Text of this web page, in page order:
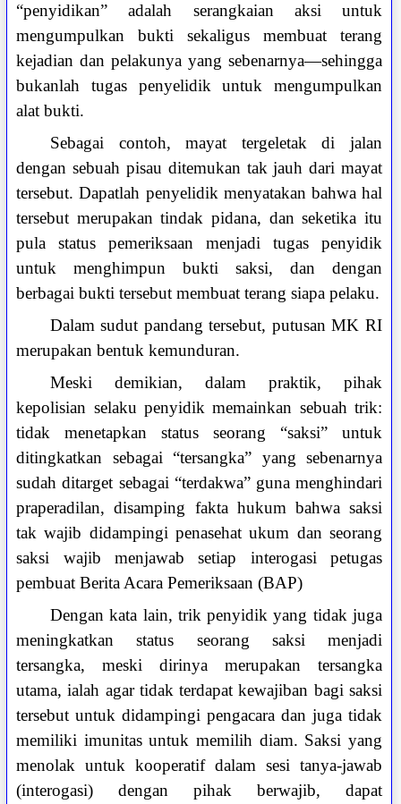
“penyidikan” adalah serangkaian aksi untuk
mengumpulkan bukti sekaligus membuat terang
kejadian dan pelakunya yang sebenarnya—sehingga
bukanlah tugas penyelidik untuk mengumpulkan
alat bukti.
Sebagai contoh, mayat tergeletak di jalan
dengan sebuah pisau ditemukan tak jauh dari mayat
tersebut. Dapatlah penyelidik menyatakan bahwa hal
tersebut merupakan tindak pidana, dan seketika itu
pula status pemeriksaan menjadi tugas penyidik
untuk menghimpun bukti saksi, dan dengan
berbagai bukti tersebut membuat terang siapa pelaku.
Dalam sudut pandang tersebut, putusan MK RI
merupakan bentuk kemunduran.
Meski demikian, dalam praktik, pihak
kepolisian selaku penyidik memainkan sebuah trik:
tidak menetapkan status seorang “saksi” untuk
ditingkatkan sebagai “tersangka” yang sebenarnya
sudah ditarget sebagai “terdakwa” guna menghindari
praperadilan, disamping fakta hukum bahwa saksi
tak wajib didampingi penasehat ukum dan seorang
saksi wajib menjawab setiap interogasi petugas
pembuat Berita Acara Pemeriksaan (BAP)
Dengan kata lain, trik penyidik yang tidak juga
meningkatkan status seorang saksi menjadi
tersangka, meski dirinya merupakan tersangka
utama, ialah agar tidak terdapat kewajiban bagi saksi
tersebut untuk didampingi pengacara dan juga tidak
memiliki imunitas untuk memilih diam. Saksi yang
menolak untuk kooperatif dalam sesi tanya-jawab
(interogasi) dengan pihak berwajib, dapat